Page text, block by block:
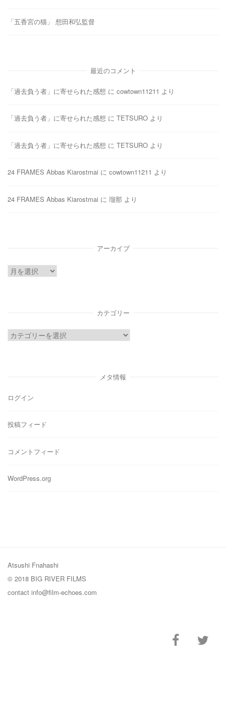
「五香宮の猫」 想田和弘監督
最近のコメント
「過去負う者」に寄せられた感想 に cowtown11211 より
「過去負う者」に寄せられた感想 に TETSURO より
「過去負う者」に寄せられた感想 に TETSURO より
24 FRAMES Abbas Kiarostmai に cowtown11211 より
24 FRAMES Abbas Kiarostmai に 瑠那 より
アーカイブ
ア
カテゴリー
カ
メタ情報
ログイン
投稿フィード
コメントフィード
WordPress.org
Atsushi Fnahashi
© 2018 BIG RIVER FILMS
contact info@film-echoes.com